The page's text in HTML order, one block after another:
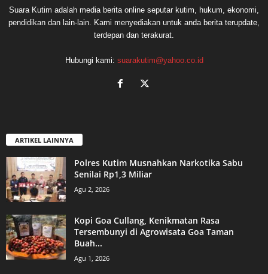
Suara Kutim adalah media berita online seputar kutim, hukum, ekonomi,
pendidikan dan lain-lain. Kami menyediakan untuk anda berita terupdate,
terdepan dan terakurat.
Hubungi kami: suarakutim@yahoo.co.id
ARTIKEL LAINNYA
Polres Kutim Musnahkan Narkotika Sabu
Senilai Rp1,3 Miliar
Agu 2, 2026
Kopi Goa Cullang, Kenikmatan Rasa
Tersembunyi di Agrowisata Goa Taman
Buah...
Agu 1, 2026